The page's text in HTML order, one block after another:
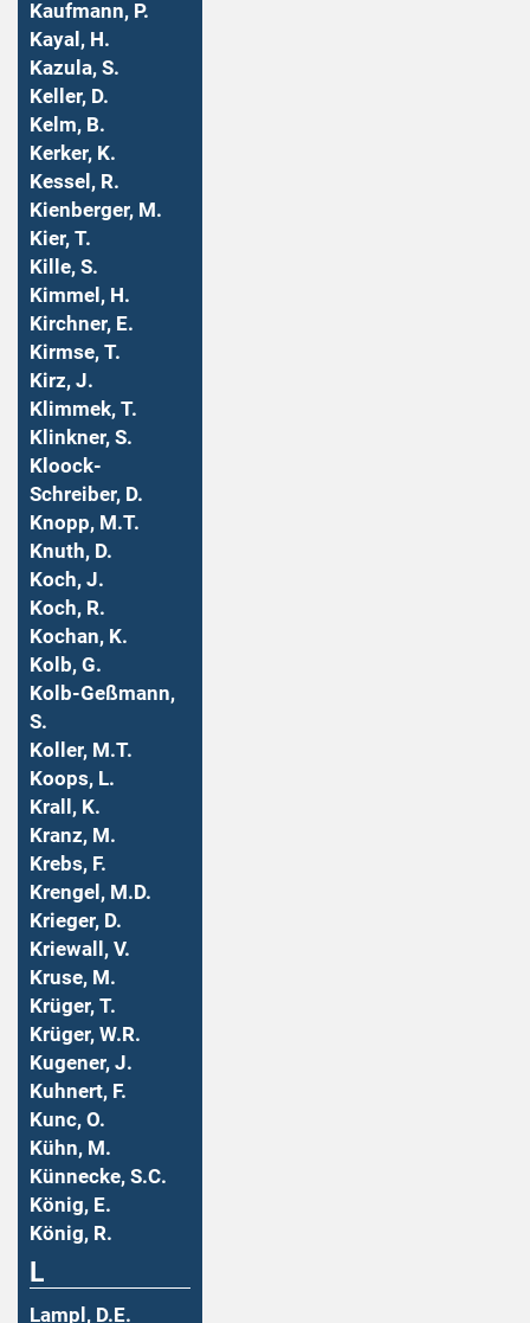
Kaufmann, P.
Kayal, H.
Kazula, S.
Keller, D.
Kelm, B.
Kerker, K.
Kessel, R.
Kienberger, M.
Kier, T.
Kille, S.
Kimmel, H.
Kirchner, E.
Kirmse, T.
Kirz, J.
Klimmek, T.
Klinkner, S.
Kloock-
Schreiber, D.
Knopp, M.T.
Knuth, D.
Koch, J.
Koch, R.
Kochan, K.
Kolb, G.
Kolb-Geßmann,
S.
Koller, M.T.
Koops, L.
Krall, K.
Kranz, M.
Krebs, F.
Krengel, M.D.
Krieger, D.
Kriewall, V.
Kruse, M.
Krüger, T.
Krüger, W.R.
Kugener, J.
Kuhnert, F.
Kunc, O.
Kühn, M.
Künnecke, S.C.
König, E.
König, R.
L
Lampl, D.E.